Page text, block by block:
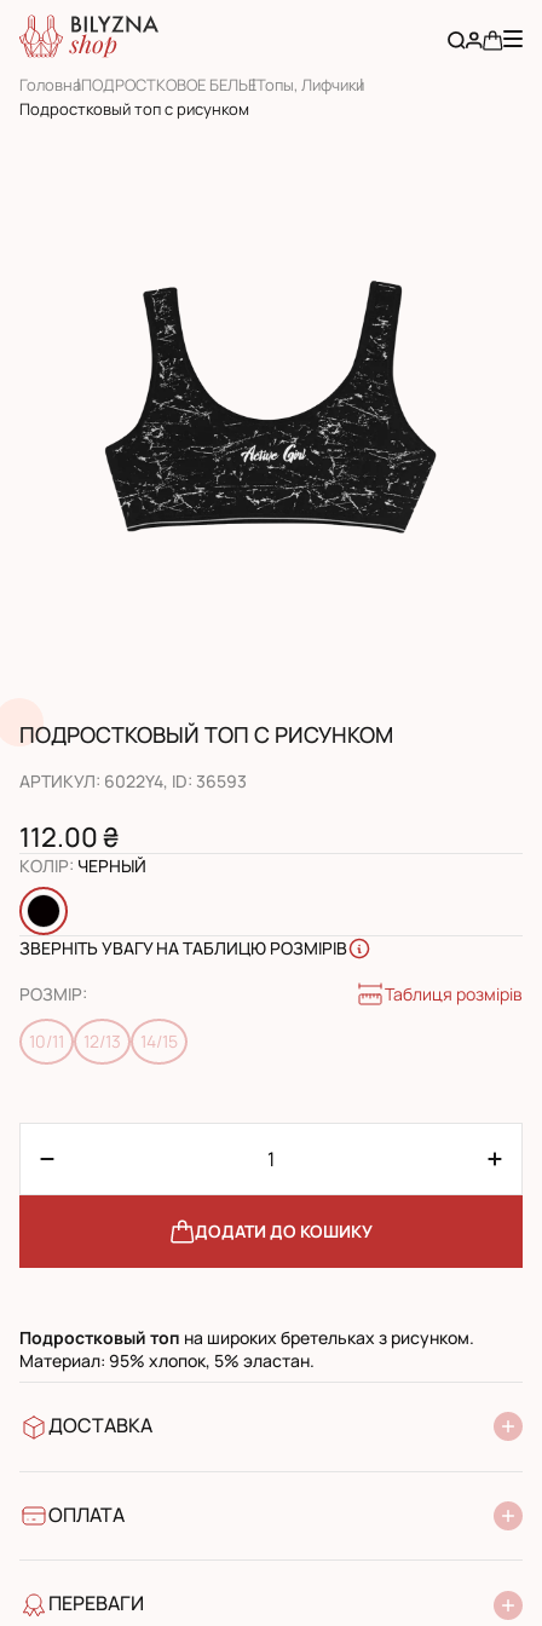
ГоловнаПОДРОСТКОВОЕ БЕЛЬЕТопы, Лифчики
Подростковый топ с рисунком
ПОДРОСТКОВЫЙ ТОП С РИСУНКОМ
АРТИКУЛ: 6022Y4, ID: 36593
112.00 ₴
КОЛІР: ЧЕРНЫЙ
ЗВЕРНІТЬ УВАГУ НА ТАБЛИЦЮ РОЗМІРІВ
РОЗМІР: Таблиця розмірів
10/11 12/13 14/15
ДОДАТИ ДО КОШИКУ
Подростковый топ на широких бретельках з рисунком.
Материал: 95% хлопок, 5% эластан.
ДОСТАВКА
УкрПошта стандарт
ОПЛАТА
Банківський переказ
ПЕРЕВАГИ